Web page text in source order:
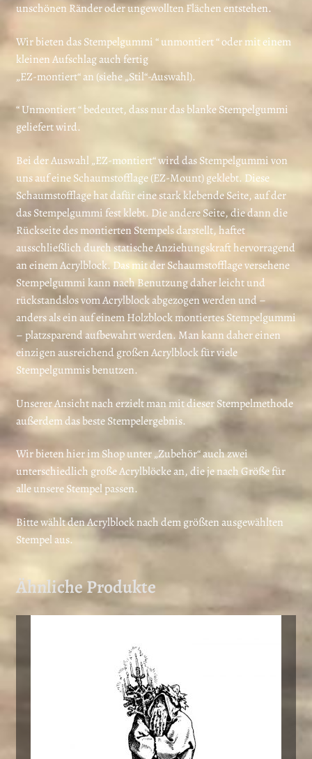
unschönen Ränder oder ungewollten Flächen entstehen.
Wir bieten das Stempelgummi “ unmontiert “ oder mit einem
kleinen Aufschlag auch fertig
„EZ-montiert“ an (siehe „Stil“-Auswahl).
“ Unmontiert “ bedeutet, dass nur das blanke Stempelgummi
geliefert wird.
Bei der Auswahl „EZ-montiert“ wird das Stempelgummi von
uns auf eine Schaumstofflage (EZ-Mount) geklebt. Diese
Schaumstofflage hat dafür eine stark klebende Seite, auf der
das Stempelgummi fest klebt. Die andere Seite, die dann die
Rückseite des montierten Stempels darstellt, haftet
ausschließlich durch statische Anziehungskraft hervorragend
an einem Acrylblock. Das mit der Schaumstofflage versehene
Stempelgummi kann nach Benutzung daher leicht und
rückstandslos vom Acrylblock abgezogen werden und –
anders als ein auf einem Holzblock montiertes Stempelgummi
– platzsparend aufbewahrt werden. Man kann daher einen
einzigen ausreichend großen Acrylblock für viele
Stempelgummis benutzen.
Unserer Ansicht nach erzielt man mit dieser Stempelmethode
außerdem das beste Stempelergebnis.
Wir bieten hier im Shop unter „Zubehör“ auch zwei
unterschiedlich große Acrylblöcke an, die je nach Größe für
alle unsere Stempel passen.
Bitte wählt den Acrylblock nach dem größten ausgewählten
Stempel aus.
Ähnliche Produkte